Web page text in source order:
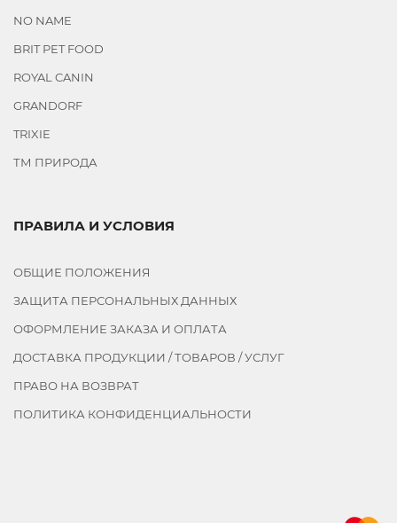
NO NAME
BRIT PET FOOD
ROYAL CANIN
GRANDORF
TRIXIE
ТМ ПРИРОДА
ПРАВИЛА И УСЛОВИЯ
ОБЩИЕ ПОЛОЖЕНИЯ
ЗАЩИТА ПЕРСОНАЛЬНЫХ ДАННЫХ
ОФОРМЛЕНИЕ ЗАКАЗА И ОПЛАТА
ДОСТАВКА ПРОДУКЦИИ / ТОВАРОВ / УСЛУГ
ПРАВО НА ВОЗВРАТ
ПОЛИТИКА КОНФИДЕНЦИАЛЬНОСТИ